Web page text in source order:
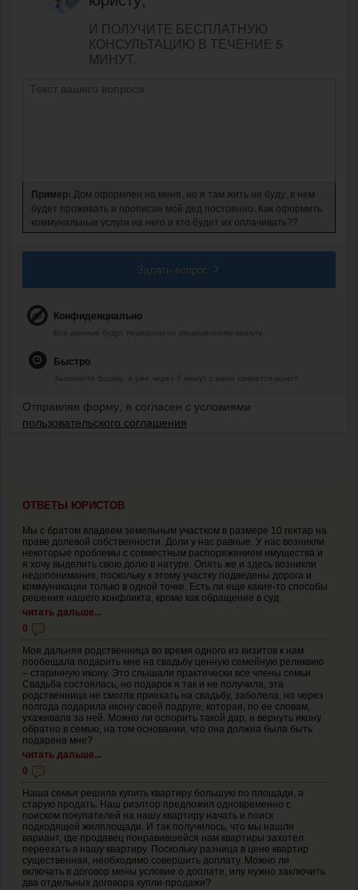
И ПОЛУЧИТЕ БЕСПЛАТНУЮ
КОНСУЛЬТАЦИЮ В ТЕЧЕНИЕ 5
МИНУТ.
Пример: Дом оформлен на меня, но я там жить не буду, в нем
будет проживать и прописан мой дед постоянно. Как оформить
коммунальные услуги на него и кто будет их оплачивать??
Задать вопрос
Конфиденциально
Все данные будут переданы по защищенному каналу.
Быстро
Заполните форму, и уже через 5 минут с вами свяжется юрист.
Отправляя форму, я согласен с условиями
пользовательского соглашения
ОТВЕТЫ ЮРИСТОВ
Мы с братом владеем земельным участком в размере 10 гектар на
праве долевой собственности. Доли у нас равные. У нас возникли
некоторые проблемы с совместным распоряжением имущества и
я хочу выделить свою долю в натуре. Опять же и здесь возникли
недопонимания, поскольку к этому участку подведены дорога и
коммуникации только в одной точке. Есть ли еще какие-то способы
решения нашего конфликта, кроме как обращение в суд.
читать дальше...
0
Моя дальняя родственница во время одного из визитов к нам
пообещала подарить мне на свадьбу ценную семейную реликвию
– старинную икону. Это слышали практически все члены семьи.
Свадьба состоялась, но подарок я так и не получила, эта
родственница не смогла приехать на свадьбу, заболела, но через
полгода подарила икону своей подруге, которая, по ее словам,
ухаживала за ней. Можно ли оспорить такой дар, и вернуть икону
обратно в семью, на том основании, что она должна была быть
подарена мне?
читать дальше...
0
Наша семья решила купить квартиру большую по площади, а
старую продать. Наш риэлтор предложил одновременно с
поиском покупателей на нашу квартиру начать и поиск
подходящей жилплощади. И так получилось, что мы нашли
вариант, где продавец понравившейся нам квартиры захотел
переехать в нашу квартиру. Поскольку разница в цене квартир
существенная, необходимо совершить доплату. Можно ли
включать в договор мены условие о доплате, илу нужно заключить
два отдельных договора купли-продажи?